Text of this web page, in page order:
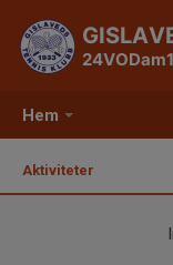
Hem
Aktiviteter